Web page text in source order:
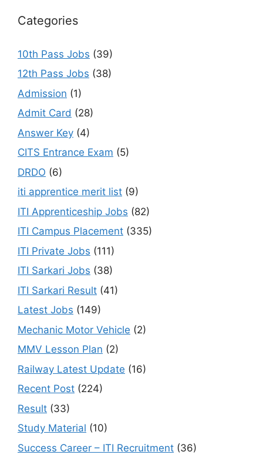
Categories
10th Pass Jobs (39)
12th Pass Jobs (38)
Admission (1)
Admit Card (28)
Answer Key (4)
CITS Entrance Exam (5)
DRDO (6)
iti apprentice merit list (9)
ITI Apprenticeship Jobs (82)
ITI Campus Placement (335)
ITI Private Jobs (111)
ITI Sarkari Jobs (38)
ITI Sarkari Result (41)
Latest Jobs (149)
Mechanic Motor Vehicle (2)
MMV Lesson Plan (2)
Railway Latest Update (16)
Recent Post (224)
Result (33)
Study Material (10)
Success Career – ITI Recruitment (36)